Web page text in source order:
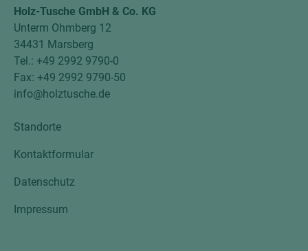
Holz-Tusche GmbH & Co. KG
Unterm Ohmberg 12
34431 Marsberg
Tel.: +49 2992 9790-0
Fax: +49 2992 9790-50
info@holztusche.de
Standorte
Kontaktformular
Datenschutz
Impressum